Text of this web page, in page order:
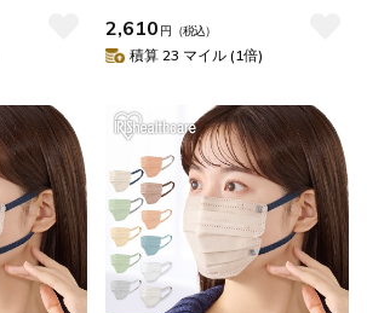
2,610 円 （税込）
積算 23 マイル (1倍)